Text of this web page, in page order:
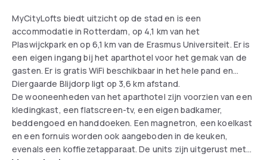
MyCityLofts biedt uitzicht op de stad en is een
accommodatie in Rotterdam, op 4,1 km van het
Plaswijckpark en op 6,1 km van de Erasmus Universiteit. Er is
een eigen ingang bij het aparthotel voor het gemak van de
gasten. Er is gratis WiFi beschikbaar in het hele pand en
Diergaarde Blijdorp ligt op 3,6 km afstand.
De wooneenheden van het aparthotel zijn voorzien van een
kledingkast, een flatscreen-tv, een eigen badkamer,
beddengoed en handdoeken. Een magnetron, een koelkast
en een fornuis worden ook aangeboden in de keuken,
evenals een koffiezetapparaat. De units zijn uitgerust met